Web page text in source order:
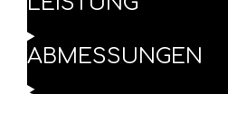
ABMESSUNGEN